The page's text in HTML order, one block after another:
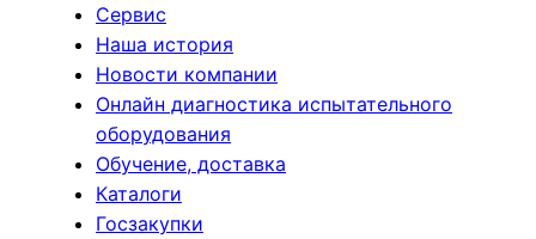
Сервис
Наша история
Новости компании
Онлайн диагностика испытательного
оборудования
Обучение, доставка
Каталоги
Госзакупки